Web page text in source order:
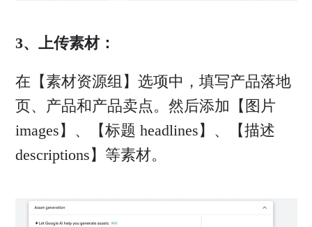
3、上传素材：
在【素材资源组】选项中，填写产品落地
页、产品和产品卖点。然后添加【图片
images】、【标题 headlines】、【描述
descriptions】等素材。